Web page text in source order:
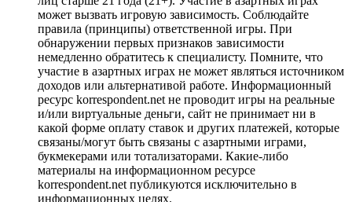
может вызвать игровую зависимость. Соблюдайте
правила (принципы) ответственной игры. При
обнаружении первых признаков зависимости
немедленно обратитесь к специалисту. Помните, что
участие в азартных играх не может являться источником
доходов или альтернативой работе. Информационный
ресурс korrespondent.net не проводит игры на реальные
и/или виртуальные деньги, сайт не принимает ни в
какой форме оплату ставок и других платежей, которые
связаны/могут быть связаны с азартными играми,
букмекерами или тотализаторами. Какие-либо
материалы на информационном ресурсе
korrespondent.net публикуются исключительно в
информационных целях.